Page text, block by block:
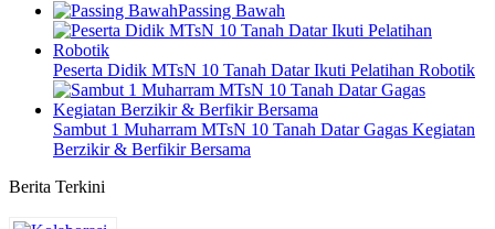
Passing Bawah
Peserta Didik MTsN 10 Tanah Datar Ikuti Pelatihan Robotik
Sambut 1 Muharram MTsN 10 Tanah Datar Gagas Kegiatan
Berzikir & Berfikir Bersama
Berita Terkini